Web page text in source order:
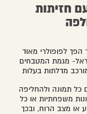
חזיתות
לפופולרי מאוד
מגמת המטבחים
מדלתות בעלות
כל תמונה ולהחליפה
משפחתיות או כל
או מצב הרוח, ובכך